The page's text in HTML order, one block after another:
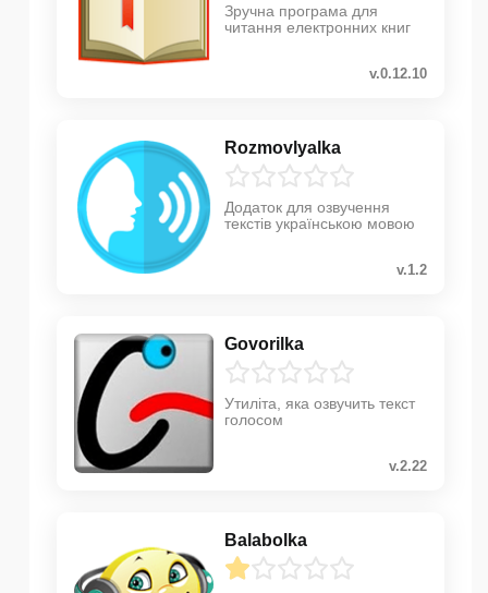
Зручна програма для
читання електронних книг
v.0.12.10
Rozmovlyalka
Додаток для озвучення
текстів українською мовою
v.1.2
Govorilka
Утиліта, яка озвучить текст
голосом
v.2.22
Balabolka